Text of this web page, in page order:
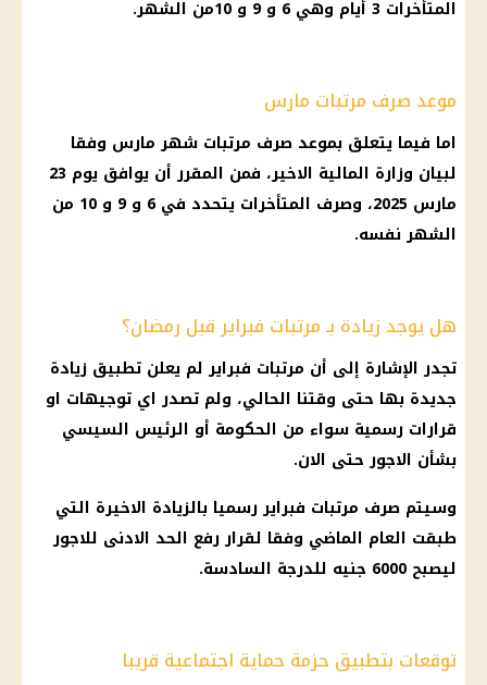
المتأخرات 3 أيام وهي 6 و 9 و 10من الشهر.
موعد صرف مرتبات مارس
اما فيما يتعلق بموعد صرف مرتبات شهر مارس وفقا
لبيان وزارة المالية الاخير، فمن المقرر أن يوافق يوم 23
مارس 2025، وصرف المتأخرات يتحدد في 6 و 9 و 10 من
الشهر نفسه.
هل يوجد زيادة بـ مرتبات فبراير قبل رمضان؟
تجدر الإشارة إلى أن مرتبات فبراير لم يعلن تطبيق زيادة
جديدة بها حتى وقتنا الحالي، ولم تصدر اي توجيهات او
قرارات رسمية سواء من الحكومة أو الرئيس السيسي
بشأن الاجور حتى الان.
وسيتم صرف مرتبات فبراير رسميا بالزيادة الاخيرة التي
طبقت العام الماضي وفقا لقرار رفع الحد الادنى للاجور
ليصبح 6000 جنيه للدرجة السادسة.
توقعات بتطبيق حزمة حماية اجتماعية قريبا